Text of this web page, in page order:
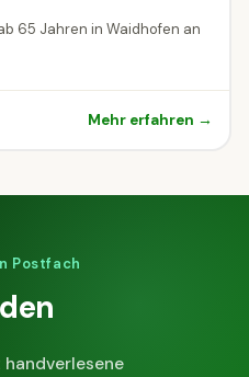
65 Jahren in Waidhofen an
Mehr erfahren →
Postfach
handverlesene